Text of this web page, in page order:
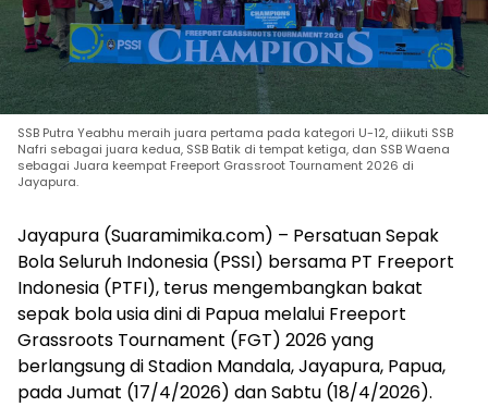
SSB Putra Yeabhu meraih juara pertama pada kategori U-12, diikuti SSB
Nafri sebagai juara kedua, SSB Batik di tempat ketiga, dan SSB Waena
sebagai Juara keempat Freeport Grassroot Tournament 2026 di
Jayapura.
Jayapura (Suaramimika.com) – Persatuan Sepak
Bola Seluruh Indonesia (PSSI) bersama PT Freeport
Indonesia (PTFI), terus mengembangkan bakat
sepak bola usia dini di Papua melalui Freeport
Grassroots Tournament (FGT) 2026 yang
berlangsung di Stadion Mandala, Jayapura, Papua,
pada Jumat (17/4/2026) dan Sabtu (18/4/2026).